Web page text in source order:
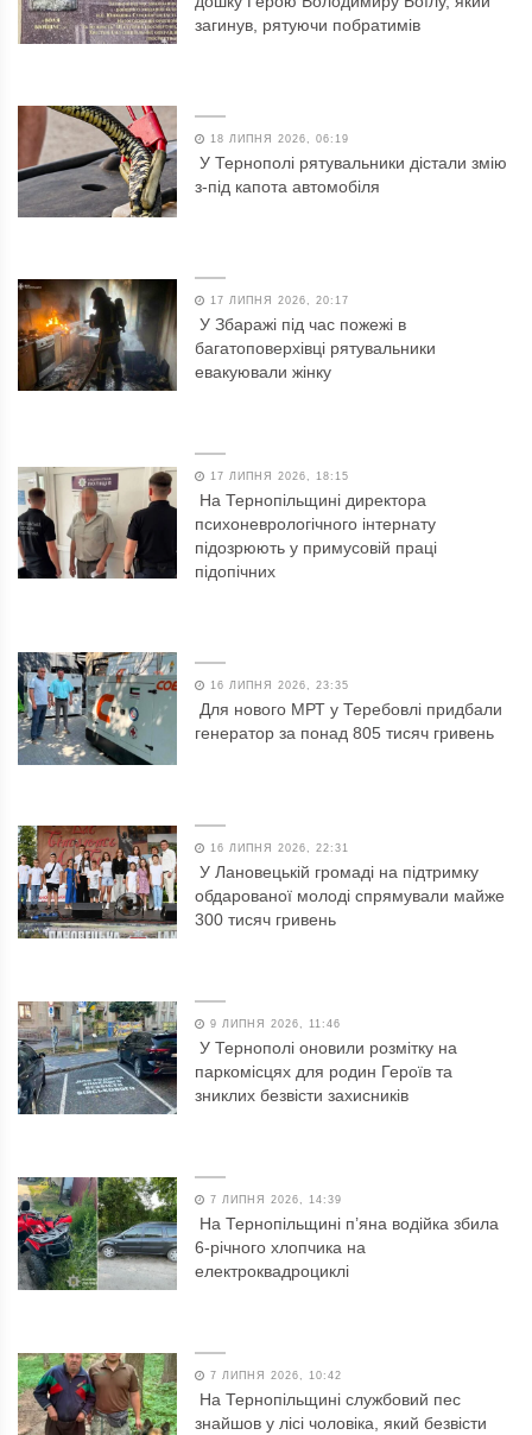
загинув, рятуючи побратимів
18 ЛИПНЯ 2026, 06:19
У Тернополі рятувальники дістали змію
з-під капота автомобіля
17 ЛИПНЯ 2026, 20:17
У Збаражі під час пожежі в
багатоповерхівці рятувальники
евакуювали жінку
17 ЛИПНЯ 2026, 18:15
На Тернопільщині директора
психоневрологічного інтернату
підозрюють у примусовій праці
підопічних
16 ЛИПНЯ 2026, 23:35
Для нового МРТ у Теребовлі придбали
генератор за понад 805 тисяч гривень
16 ЛИПНЯ 2026, 22:31
У Лановецькій громаді на підтримку
обдарованої молоді спрямували майже
300 тисяч гривень
9 ЛИПНЯ 2026, 11:46
У Тернополі оновили розмітку на
паркомісцях для родин Героїв та
зниклих безвісти захисників
7 ЛИПНЯ 2026, 14:39
На Тернопільщині п’яна водійка збила
6-річного хлопчика на
електроквадроциклі
7 ЛИПНЯ 2026, 10:42
На Тернопільщині службовий пес
знайшов у лісі чоловіка, який безвісти